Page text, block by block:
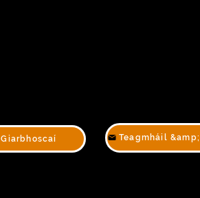
Giarbhoscaí